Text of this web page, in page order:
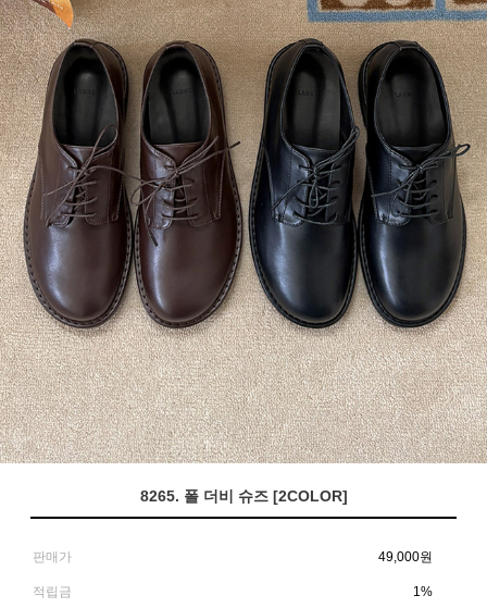
8265. 폴 더비 슈즈 [2COLOR]
판매가 49,000원
적립금 1%